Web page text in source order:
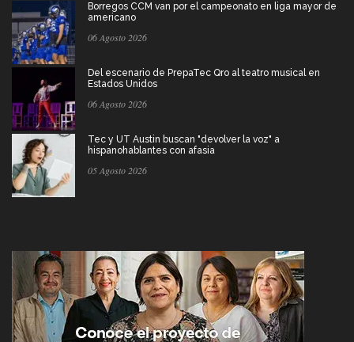
Borregos CCM van por el campeonato en liga mayor de
americano
06 Agosto 2026
Del escenario de PrepaTec Qro al teatro musical en
Estados Unidos
06 Agosto 2026
Tec y UT Austin buscan "devolver la voz" a
hispanohablantes con afasia
05 Agosto 2026